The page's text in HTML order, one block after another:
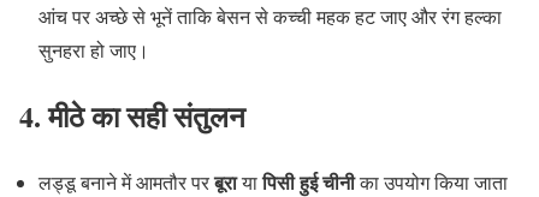
आंच पर अच्छे से भूनें ताकि बेसन से कच्ची महक हट जाए और रंग हल्का
सुनहरा हो जाए।
4. मीठे का सही संतुलन
लड्डू बनाने में आमतौर परबूरायापिसी हुई चीनीका उपयोग किया जाता